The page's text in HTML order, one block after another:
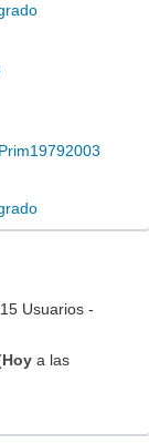
Usuarios -
Hoy a las